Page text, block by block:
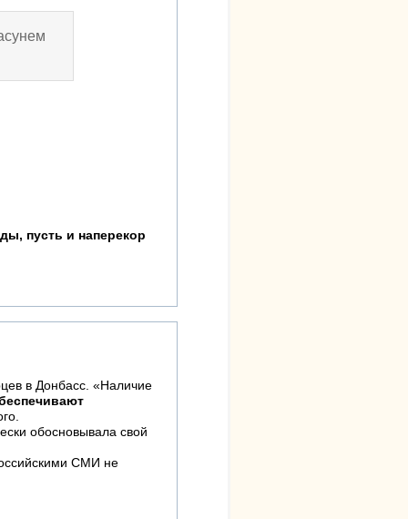
пусть и наперекор
в Донбасс. «Наличие
обосновывала свой
СМИ не